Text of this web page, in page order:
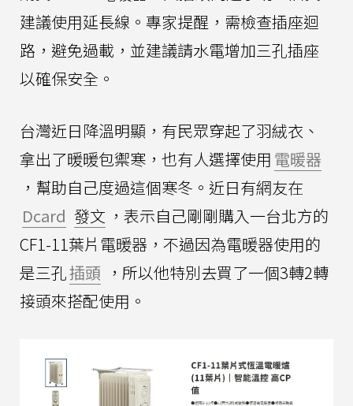
建議使用延長線。專家提醒，需檢查插座迴
路，避免過載，並建議請水電增加三孔插座
以確保安全。
台灣近日降溫明顯，有民眾穿起了羽絨衣、
拿出了暖暖包禦寒，也有人選擇使用 電暖器
，幫助自己度過這個寒冬。近日有網友在
Dcard 發文 ，表示自己剛剛購入一台北方的
CF1-11葉片電暖器，不過因為電暖器使用的
是三孔插頭 ，所以他特別去買了一個3轉2轉
接頭來搭配使用。